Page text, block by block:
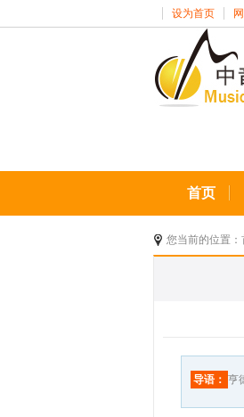
设为首页
首页
您当前的位置：
导语： 亨